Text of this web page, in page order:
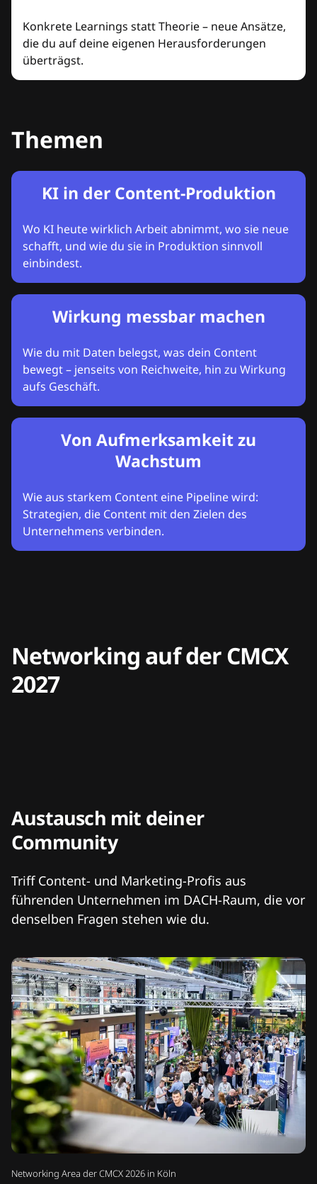
Konkrete Learnings statt Theorie – neue Ansätze,
die du auf deine eigenen Herausforderungen
überträgst.
Themen
KI in der Content-Produktion
Wo KI heute wirklich Arbeit abnimmt, wo sie neue
schafft, und wie du sie in Produktion sinnvoll
einbindest.
Wirkung messbar machen
Wie du mit Daten belegst, was dein Content
bewegt – jenseits von Reichweite, hin zu Wirkung
aufs Geschäft.
Von Aufmerksamkeit zu
Wachstum
Wie aus starkem Content eine Pipeline wird:
Strategien, die Content mit den Zielen des
Unternehmens verbinden.
Networking auf der CMCX
2027
Networking Area der CMCX 2026 in Köln
Austausch mit deiner
Community
Triff Content- und Marketing-Profis aus
führenden Unternehmen im DACH-Raum, die vor
denselben Fragen stehen wie du.